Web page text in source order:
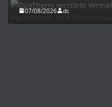
07/08/2026 dc